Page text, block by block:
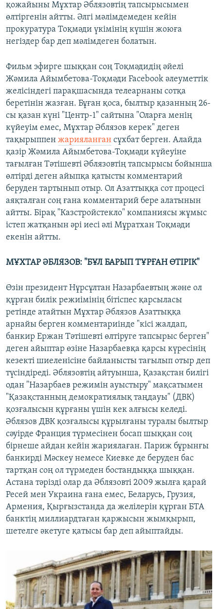
қожайыны Мұхтар Әблязовтің тапсырысымен
өлтіргенін айтты. Әлгі мәлімдемеден кейін
прокуратура Тоқмәди үкімінің күшін жоюға
негіздер бар деп мәлімдеген болатын.
Фильм эфирге шыққан соң Тоқмәдидің әйелі
Жәмила Айымбетова-Тоқмәди Facebook әлеуметтік
желісіндегі парақшасында телеарнаны сотқа
беретінін жазған. Бұған қоса, былтыр қазанның 26-
сы қазан күні "Центр-1" сайтына "Оларға менің
күйеуім емес, Мұхтар Әблязов керек" деген
тақырыппен жарияланған сұхбат берген. Алайда
қазір Жәмила Айымбетова-Тоқмәди күйеуіне
тағылған Тәтішевті Әблязовтің тапсырысы бойынша
өлтірді деген айыпқа қатысты комментарий
беруден тартынып отыр. Ол Азаттыққа сот процесі
аяқталған соң ғана комментарий бере алатынын
айтты. Бірақ "Казстройстекло" компаниясы жұмыс
істеп жатқанын әрі иесі әлі Мұратхан Тоқмәди
екенін айтты.
МҰХТАР ӘБЛЯЗОВ: "БҰЛ БАРЫП ТҰРҒАН ӨТІРІК"
Өзін президент Нұрсұлтан Назарбаевтың және ол
құрған билік режиімінің бітіспес қарсыласы
ретінде атайтын Мұхтар Әблязов Азаттыққа
арнайы берген комментариінде "кісі жалдап,
банкир Ержан Тәтішевті өлтіруге тапсырыс берген"
деген айыптар өзіне Назарбаевқа қарсы күресінің
кезекті шиеленісіне байланысты тағылып отыр деп
түсіндіреді. Әблязовтің айтуынша, Қазақстан билігі
одан "Назарбаев режимін ауыстыру" мақсатымен
"Қазақстанның демократиялық таңдауы" (ДВК)
қозғалысын құрғаны үшін кек алғысы келеді.
Әблязов ДВК қозғалысы құрылғаны туралы былтыр
сәуірде Франция түрмесінен босап шыққан соң
бірнеше айдан кейін жариялаған. Париж бұрынғы
банкирді Мәскеу немесе Киевке де беруден бас
тартқан соң ол түрмеден бостандыққа шыққан.
Астана тәрізді олар да Әблязовті 2009 жылға қарай
Ресей мен Украина ғана емес, Беларусь, Грузия,
Армения, Қырғызстанда да желілерін құрған БТА
банктің миллиардтаған қаржысын жымқырып,
шетелге әкетуге қатысы бар деп айыптайды.